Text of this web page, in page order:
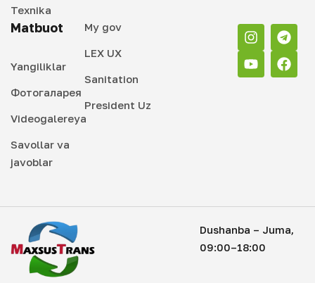
Texnika
Matbuot
Yangiliklar
Фотогаларея
Videogalereya
Savollar va
javoblar
My gov
LEX UX
Sanitation
President Uz
Dushanba – Juma,
09:00–18:00